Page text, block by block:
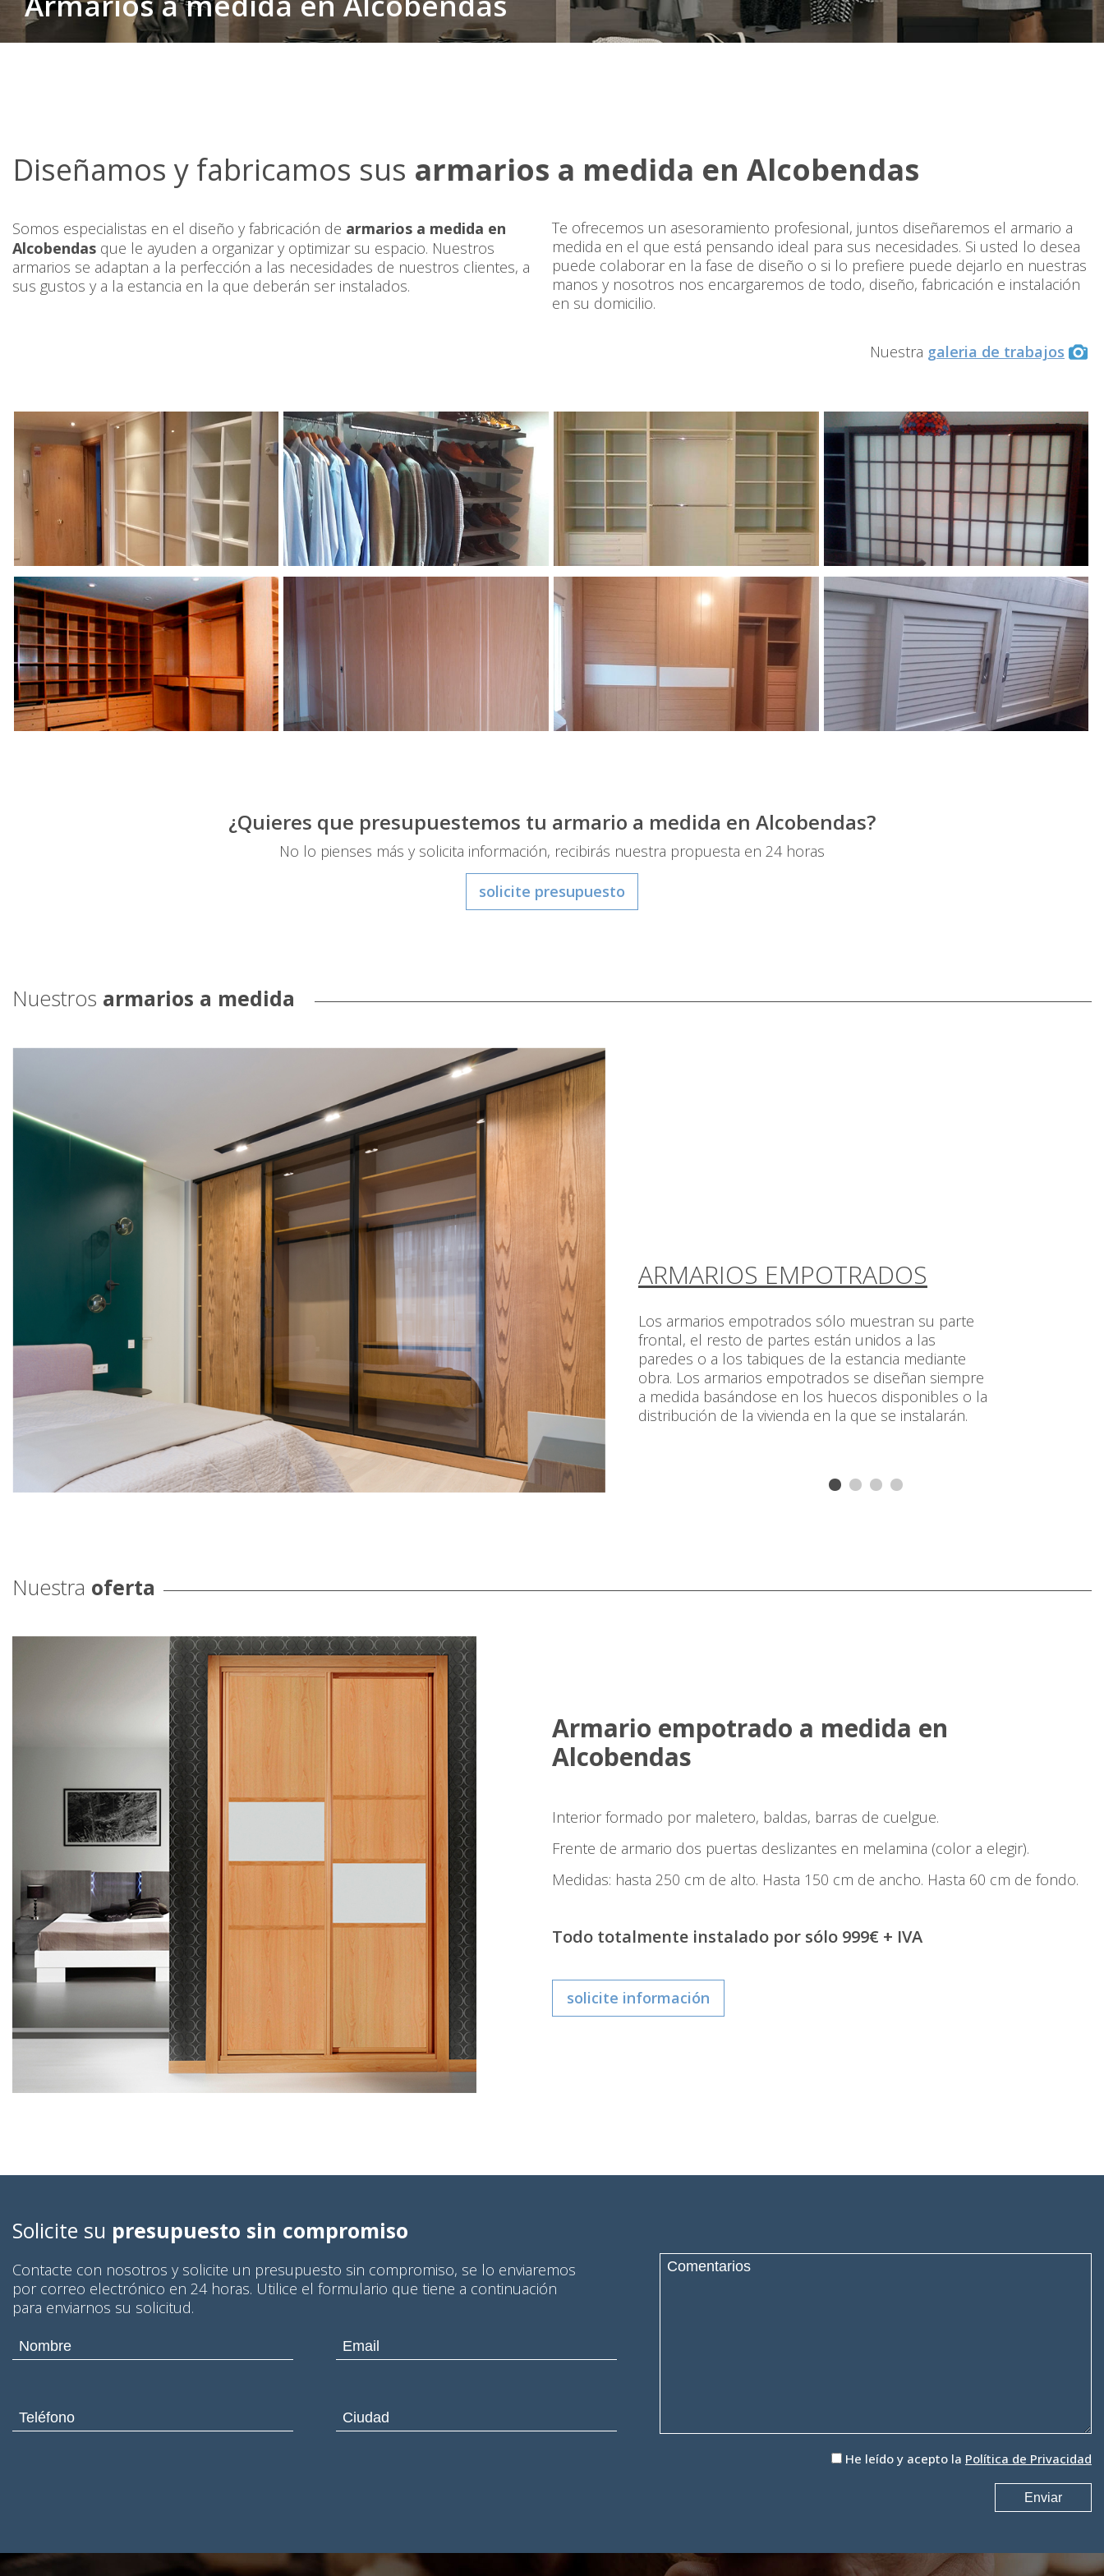
Diseñamos y fabricamos sus armarios a medida en Alcobendas
Somos especialistas en el diseño y fabricación de armarios a medida en
Alcobendas que le ayuden a organizar y optimizar su espacio. Nuestros
armarios se adaptan a la perfección a las necesidades de nuestros clientes, a
sus gustos y a la estancia en la que deberán ser instalados.
Te ofrecemos un asesoramiento profesional, juntos diseñaremos el armario a
medida en el que está pensando ideal para sus necesidades. Si usted lo desea
puede colaborar en la fase de diseño o si lo prefiere puede dejarlo en nuestras
manos y nosotros nos encargaremos de todo, diseño, fabricación e instalación
en su domicilio.
Nuestra galeria de trabajos
¿Quieres que presupuestemos tu armario a medida en Alcobendas?
No lo pienses más y solicita información, recibirás nuestra propuesta en 24 horas
solicite presupuesto
Nuestros armarios a medida
ARMARIOS EMPOTRADOS
Los armarios empotrados sólo muestran su parte
frontal, el resto de partes están unidos a las
paredes o a los tabiques de la estancia mediante
obra. Los armarios empotrados se diseñan siempre
a medida basándose en los huecos disponibles o la
distribución de la vivienda en la que se instalarán.
Nuestra oferta
Armario empotrado a medida en
Alcobendas
Interior formado por maletero, baldas, barras de cuelgue.
Frente de armario dos puertas deslizantes en melamina (color a elegir).
Medidas: hasta 250 cm de alto. Hasta 150 cm de ancho. Hasta 60 cm de fondo.
Todo totalmente instalado por sólo 999€ + IVA
solicite información
Solicite su presupuesto sin compromiso
Contacte con nosotros y solicite un presupuesto sin compromiso, se lo enviaremos
por correo electrónico en 24 horas. Utilice el formulario que tiene a continuación
para enviarnos su solicitud.
He leído y acepto la Política de Privacidad